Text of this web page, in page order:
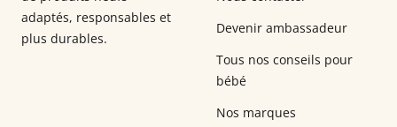
adaptés, responsables et
plus durables.
Devenir ambassadeur
Tous nos conseils pour
bébé
Nos marques